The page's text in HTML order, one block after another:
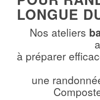
LONGUE
Nos ateliers
à préparer
une